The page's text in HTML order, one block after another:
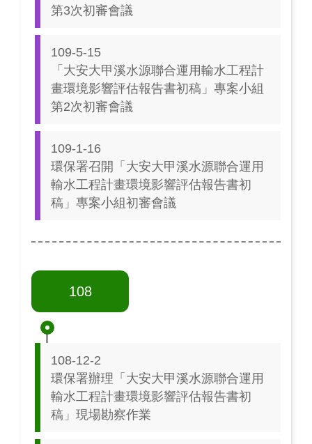
第3次初審會議
109-5-15
「大安大甲溪水源聯合運用輸水工程計
畫環境影響評估報告書初稿」專案小組
第2次初審會議
109-1-16
環保署召開「大安大甲溪水源聯合運用
輸水工程計畫環境影響評估報告書初
稿」專案小組初審會議
108
108-12-2
環保署辦理「大安大甲溪水源聯合運用
輸水工程計畫環境影響評估報告書初
稿」現場勘察作業